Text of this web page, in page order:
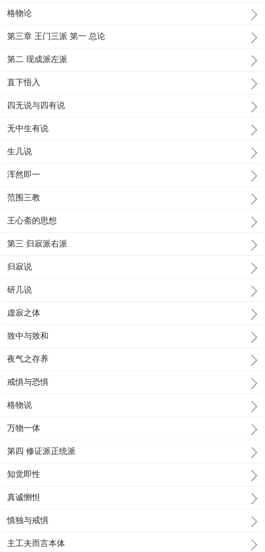
格物论
第三章 王门三派 第一 总论
第二 现成派左派
直下悟入
四无说与四有说
无中生有说
生几说
浑然即一
范围三教
王心斋的思想
第三 归寂派右派
归寂说
研几说
虚寂之体
致中与致和
夜气之存养
戒惧与恐惧
格物说
万物一体
第四 修证派正统派
知觉即性
真诚恻怛
慎独与戒惧
主工夫而言本体